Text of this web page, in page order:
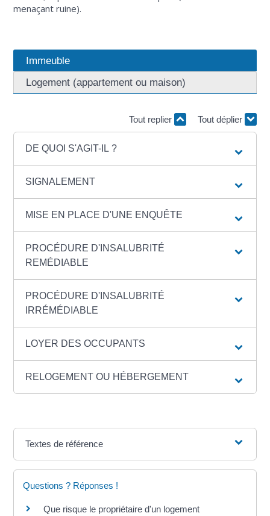
menaçant ruine).
Immeuble
Logement (appartement ou maison)
Tout replier Tout déplier
DE QUOI S'AGIT-IL ?
SIGNALEMENT
MISE EN PLACE D'UNE ENQUÊTE
PROCÉDURE D'INSALUBRITÉ
REMÉDIABLE
PROCÉDURE D'INSALUBRITÉ
IRRÉMÉDIABLE
LOYER DES OCCUPANTS
RELOGEMENT OU HÉBERGEMENT
Textes de référence
Questions ? Réponses !
Que risque le propriétaire d'un logement